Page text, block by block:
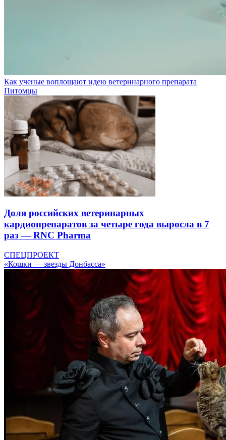
Как ученые воплощают идею ветеринарного препарата
Питомцы
Доля российских ветеринарных
кардиопрепаратов за четыре года выросла в 7
раз — RNC Pharma
СПЕЦПРОЕКТ
«Кошки — звезды Донбасса»